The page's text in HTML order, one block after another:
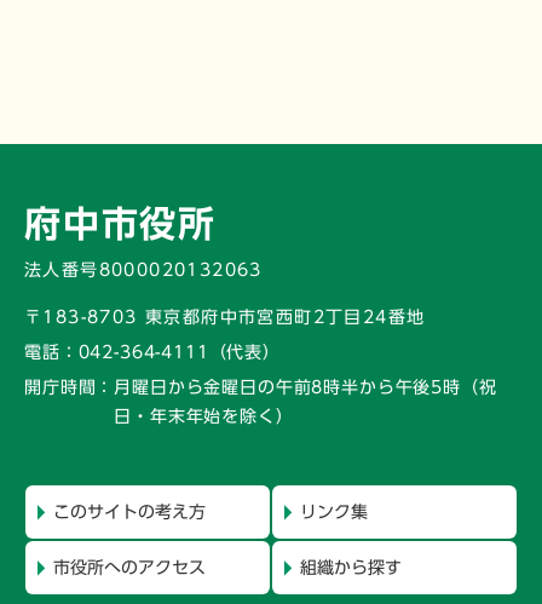
府中市役所
法人番号8000020132063
〒183-8703 東京都府中市宮西町2丁目24番地
電話： 042-364-4111（代表）
開庁時間： 月曜日から金曜日の午前8時半から午後5時 （祝
日・年末年始を除く）
このサイトの考え方 リンク集
市役所へのアクセス 組織から探す